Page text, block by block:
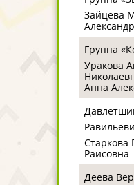
Зайцева
Группа
Уракова
Анна
Старкова
Раисовна
Деева